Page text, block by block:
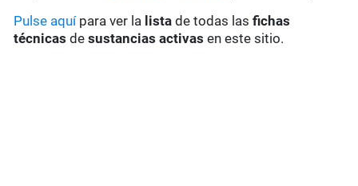
Pulse aquípara ver la lista de todas lasfichas
técnicas desustancias activas en este sitio.